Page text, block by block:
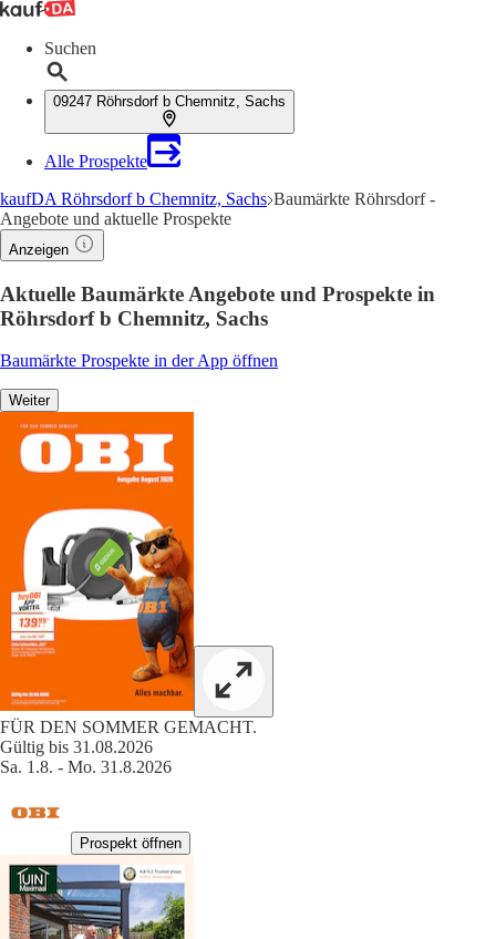
Suchen
09247 Röhrsdorf b Chemnitz, Sachs
Alle Prospekte
kaufDA Röhrsdorf b Chemnitz, Sachs Baumärkte Röhrsdorf -
Angebote und aktuelle Prospekte
Anzeigen
Aktuelle Baumärkte Angebote und Prospekte in
Röhrsdorf b Chemnitz, Sachs
Baumärkte Prospekte in der App öffnen
Weiter
FÜR DEN SOMMER GEMACHT.
Gültig bis 31.08.2026
Sa. 1.8. - Mo. 31.8.2026
Prospekt öffnen